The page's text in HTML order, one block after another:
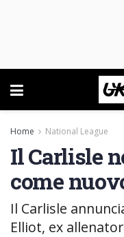
Home National League
Il Carlisle
come
Il Carlisle
Elliot, ex